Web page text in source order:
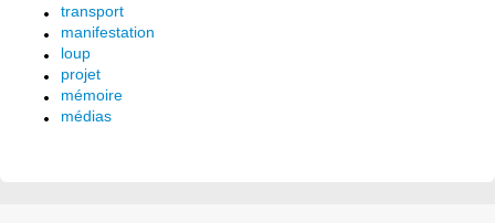
transport
manifestation
loup
projet
mémoire
médias